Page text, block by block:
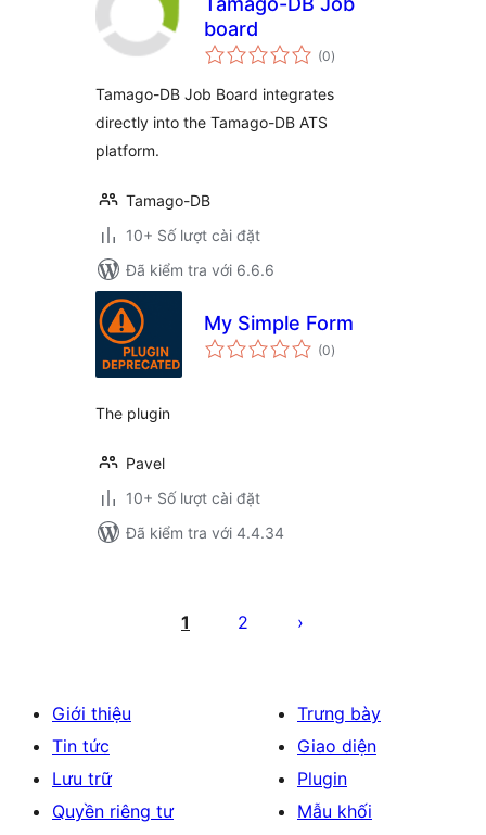
board
(0tổng
đánh
)
Tamago-DB Job Board integrates
directly into the Tamago-DB ATS
platform.
Tamago-DB
10+ Số lượt cài đặt
Đã kiểm tra với 6.6.6
My Simple Form
(0tổng
đánh
)
The plugin
Pavel
10+ Số lượt cài đặt
Đã kiểm tra với 4.4.34
1 2
Giới thiệu
Tin tức
Lưu trữ
Quyền riêng tư
Trưng bày
Giao diện
Plugin
Mẫu khối